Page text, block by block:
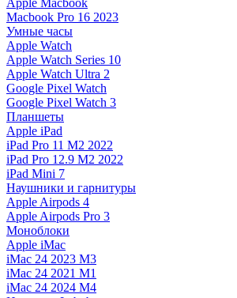
Apple Macbook
Macbook Pro 16 2023
Умные часы
Apple Watch
Apple Watch Series 10
Apple Watch Ultra 2
Google Pixel Watch
Google Pixel Watch 3
Планшеты
Apple iPad
iPad Pro 11 M2 2022
iPad Pro 12.9 M2 2022
iPad Mini 7
Наушники и гарнитуры
Apple Airpods 4
Apple Airpods Pro 3
Моноблоки
Apple iMac
iMac 24 2023 M3
iMac 24 2021 M1
iMac 24 2024 M4